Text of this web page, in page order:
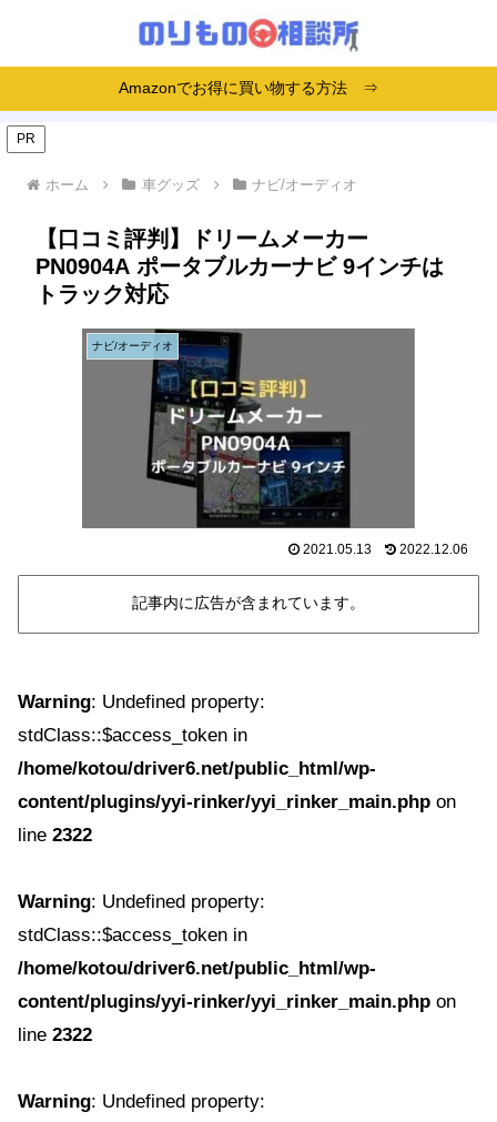
Amazonでお得に買い物する方法 ⇒
PR
ホーム 車グッズ ナビ/オーディオ
【口コミ評判】ドリームメーカー
PN0904A ポータブルカーナビ 9インチは
トラック対応
ナビ/オーディオ
2021.05.13 2022.12.06
記事内に広告が含まれています。
Warning: Undefined property:
stdClass::$access_token in
/home/kotou/driver6.net/public_html/wp-
content/plugins/yyi-rinker/yyi_rinker_main.php on
line 2322
Warning: Undefined property:
stdClass::$access_token in
/home/kotou/driver6.net/public_html/wp-
content/plugins/yyi-rinker/yyi_rinker_main.php on
line 2322
Warning: Undefined property: